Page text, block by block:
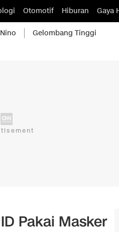
Otomotif Hiburan Gaya
Gelombang Tinggi
Pakai Masker